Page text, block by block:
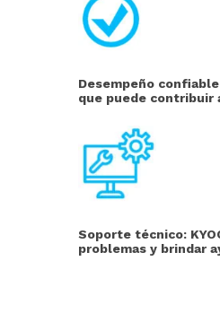
Desempeño
que puede contribuir
Soporte técnico:
problemas y brindar